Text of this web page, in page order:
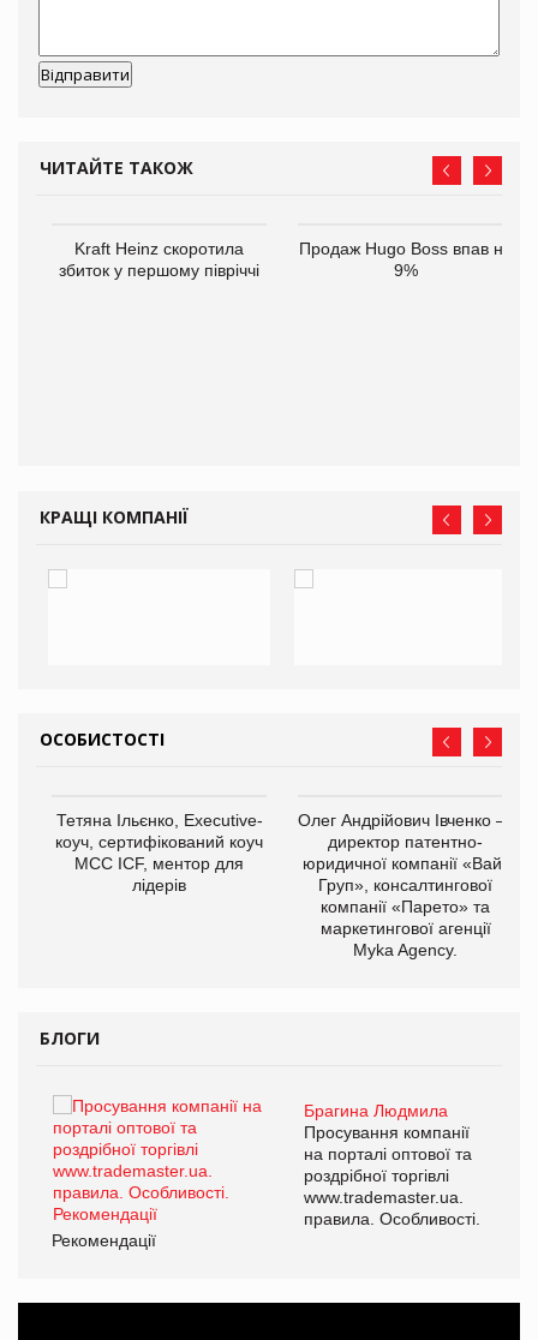
ЧИТАЙТЕ ТАКОЖ
Kraft Heinz скоротила
збиток у першому півріччі
Продаж Hugo Boss впав на
9%
КРАЩІ КОМПАНІЇ
ОСОБИСТОСТІ
Тетяна Ільєнко, Executive-
коуч, сертифікований коуч
МСС ICF, ментор для
лідерів
Олег Андрійович Івченко —
директор патентно-
юридичної компанії «Вайз
Груп», консалтингової
компанії «Парето» та
маркетингової агенції
Myka Agency.
БЛОГИ
Брагина Людмила
Просування компанії
на порталі оптової та
роздрібної торгівлі
www.trademaster.ua.
правила. Особливості.
Рекомендації